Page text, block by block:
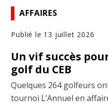
AFFAIRES
Publié le 13 juillet 2026
Un vif succès
golf du CEB
Quelques 264 golfeurs
tournoi L’Annuel en